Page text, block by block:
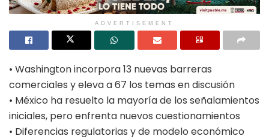
ADVERTISEMENT
• Washington incorpora 13 nuevas barreras
comerciales y eleva a 67 los temas en discusión
• México ha resuelto la mayoría de los señalamientos
iniciales, pero enfrenta nuevos cuestionamientos
• Diferencias regulatorias y de modelo económico